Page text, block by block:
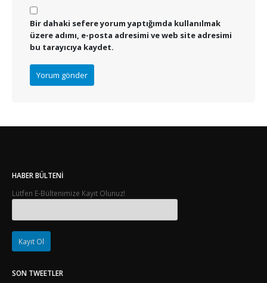
Bir dahaki sefere yorum yaptığımda kullanılmak
üzere adımı, e-posta adresimi ve web site adresimi
bu tarayıcıya kaydet.
HABER BÜLTENI
Lütfen E-Bültenimize Kayıt Olunuz!
SON TWEETLER